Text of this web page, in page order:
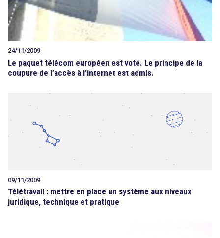
24/11/2009
Le paquet télécom européen est voté. Le principe de la
coupure de l’accès à l’internet est admis.
09/11/2009
Télétravail : mettre en place un système aux niveaux
juridique, technique et pratique